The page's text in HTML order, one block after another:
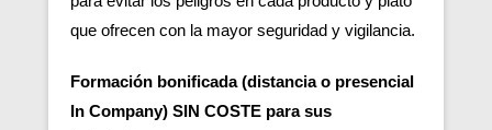
que ofrecen con la mayor seguridad y vigilancia.
Formación bonificada (distancia o presencial
In Company) SIN COSTE para sus